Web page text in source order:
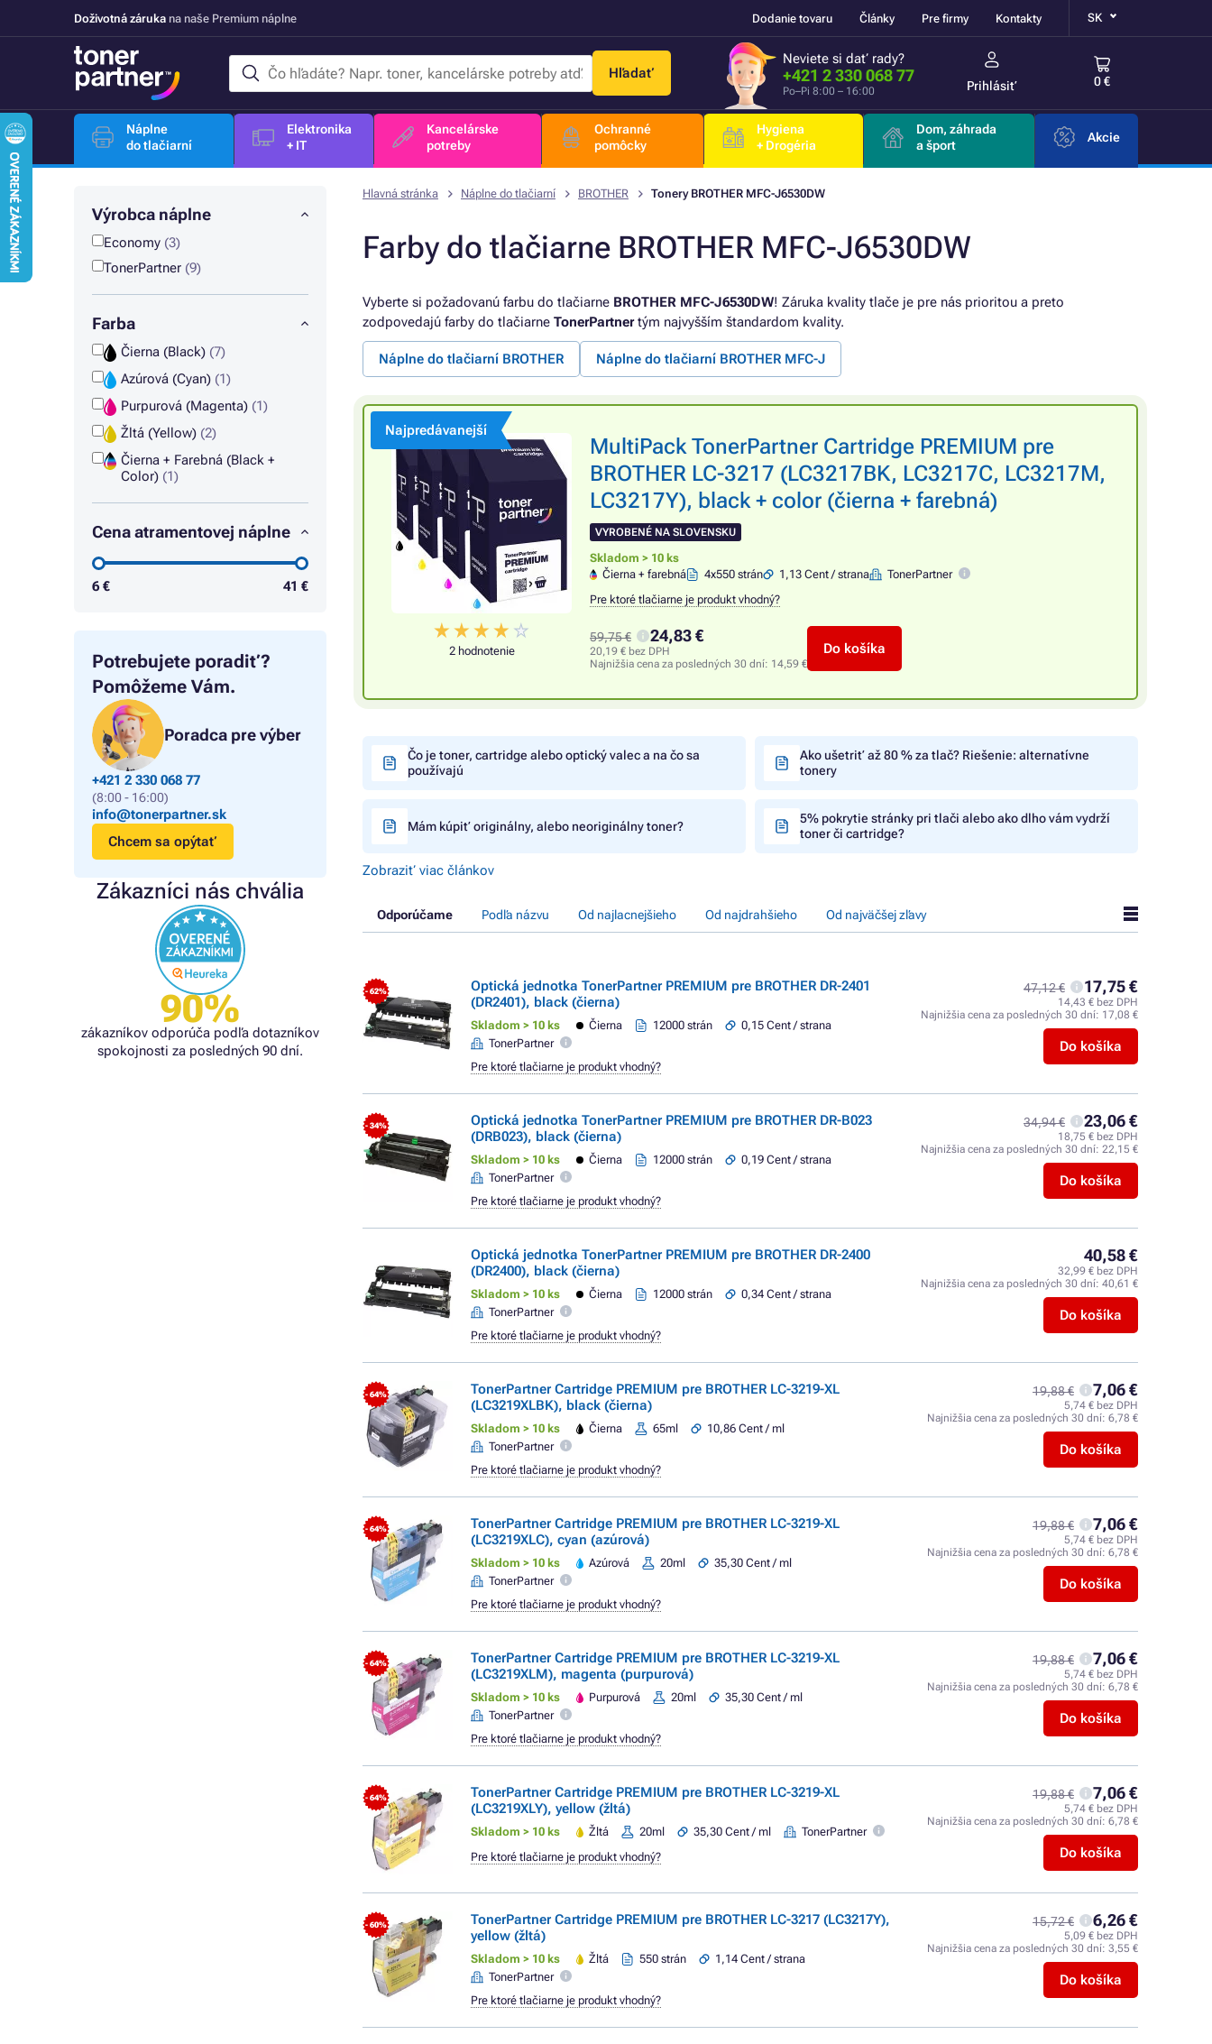
Doživotná záruka na naše Premium náplne Dodanie tovaru Články Pre firmy Kontakty SK
Hľadať
Neviete si dať rady?
+421 2 330 068 77
Po–Pi 8:00 – 16:00 Prihlásiť 0 €
Náplne
do tlačiarní
Elektronika
+ IT
Kancelárske
potreby
Ochranné
pomôcky
Hygiena
+ Drogéria
Dom, záhrada
a šport
Akcie
Výrobca náplne
Economy (3)
TonerPartner (9)
Farba
Čierna (Black) (7)
Azúrová (Cyan) (1)
Purpurová (Magenta) (1)
Žltá (Yellow) (2)
Čierna + Farebná (Black +
Color) (1)
Cena atramentovej náplne
6€ 41 €
Potrebujete poradiť?
Pomôžeme Vám.
Poradca pre výber
+421 2 330 068 77
(8:00 - 16:00)
info@tonerpartner.sk
Chcem sa opýtať
Zákazníci nás chvália
90%
zákazníkov odporúča podľa dotazníkov
spokojnosti za posledných 90 dní.
Hlavná stránka Náplne do tlačiarní BROTHER Tonery BROTHER MFC-J6530DW
Farby do tlačiarne BROTHER MFC-J6530DW
Vyberte si požadovanú farbu do tlačiarne BROTHER MFC-J6530DW! Záruka kvality tlače je pre nás prioritou a preto
zodpovedajú farby do tlačiarne TonerPartnertým najvyšším štandardom kvality.
Náplne do tlačiarní BROTHER Náplne do tlačiarní BROTHER MFC-J
Najpredávanejší
2 hodnotenie
MultiPack TonerPartner Cartridge PREMIUM pre
BROTHER LC-3217 (LC3217BK, LC3217C, LC3217M,
LC3217Y), black + color (čierna + farebná)
VYROBENÉ NA SLOVENSKU
Skladom > 10 ks
Čierna + farebná
4x550 strán 1,13 Cent / strana
TonerPartner
Pre ktoré tlačiarne je produkt vhodný?
59,75 € 24,83 €
20,19 € bez DPH
Najnižšia cena za posledných 30 dní: 14,59 €
Do košíka
Čo je toner, cartridge alebo optický valec a na čo sa
používajú
Ako ušetriť až 80 % za tlač? Riešenie: alternatívne
tonery
Mám kúpiť originálny, alebo neoriginálny toner?
5% pokrytie stránky pri tlači alebo ako dlho vám vydrží
toner či cartridge?
Zobraziť viac článkov
Odporúčame Podľa názvu Od najlacnejšieho Od najdrahšieho Od najväčšej zľavy
- 62%
Optická jednotka TonerPartner PREMIUM pre BROTHER DR-2401
(DR2401), black (čierna)
Skladom > 10 ks Čierna 12000 strán
0,15 Cent / strana
TonerPartner
47,12 € 17,75 €
14,43 € bez DPH
Najnižšia cena za posledných 30 dní: 17,08 €
Do košíka
Pre ktoré tlačiarne je produkt vhodný?
- 34%
Optická jednotka TonerPartner PREMIUM pre BROTHER DR-B023
(DRB023), black (čierna)
Skladom > 10 ks Čierna 12000 strán
0,19 Cent / strana
TonerPartner
34,94 € 23,06 €
18,75 € bez DPH
Najnižšia cena za posledných 30 dní: 22,15 €
Do košíka
Pre ktoré tlačiarne je produkt vhodný?
Optická jednotka TonerPartner PREMIUM pre BROTHER DR-2400
(DR2400), black (čierna)
Skladom > 10 ks Čierna 12000 strán
0,34 Cent / strana
TonerPartner
40,58 €
32,99 € bez DPH
Najnižšia cena za posledných 30 dní: 40,61 €
Do košíka
Pre ktoré tlačiarne je produkt vhodný?
- 64%
TonerPartner Cartridge PREMIUM pre BROTHER LC-3219-XL
(LC3219XLBK), black (čierna)
Skladom > 10 ks Čierna 65ml
10,86 Cent / ml
TonerPartner
19,88 € 7,06 €
5,74 € bez DPH
Najnižšia cena za posledných 30 dní: 6,78 €
Do košíka
Pre ktoré tlačiarne je produkt vhodný?
- 64%
TonerPartner Cartridge PREMIUM pre BROTHER LC-3219-XL
(LC3219XLC), cyan (azúrová)
Skladom > 10 ks Azúrová 20ml
35,30 Cent / ml
TonerPartner
19,88 € 7,06 €
5,74 € bez DPH
Najnižšia cena za posledných 30 dní: 6,78 €
Do košíka
Pre ktoré tlačiarne je produkt vhodný?
- 64%
TonerPartner Cartridge PREMIUM pre BROTHER LC-3219-XL
(LC3219XLM), magenta (purpurová)
Skladom > 10 ks Purpurová 20ml
35,30 Cent / ml
TonerPartner
19,88 € 7,06 €
5,74 € bez DPH
Najnižšia cena za posledných 30 dní: 6,78 €
Do košíka
Pre ktoré tlačiarne je produkt vhodný?
- 64%
TonerPartner Cartridge PREMIUM pre BROTHER LC-3219-XL
(LC3219XLY), yellow (žltá)
Skladom > 10 ks Žltá 20ml 35,30 Cent / ml TonerPartner
19,88 € 7,06 €
5,74 € bez DPH
Najnižšia cena za posledných 30 dní: 6,78 €
Do košíka
Pre ktoré tlačiarne je produkt vhodný?
- 60%
TonerPartner Cartridge PREMIUM pre BROTHER LC-3217 (LC3217Y),
yellow (žltá)
Skladom > 10 ks Žltá 550 strán
1,14 Cent / strana
TonerPartner
15,72 € 6,26 €
5,09 € bez DPH
Najnižšia cena za posledných 30 dní: 3,55 €
Do košíka
Pre ktoré tlačiarne je produkt vhodný?